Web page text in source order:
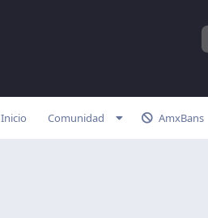
Inicio Comunidad AmxBans